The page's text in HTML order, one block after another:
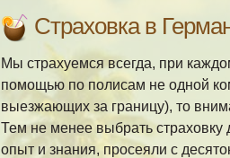
Страховка в
Мы страхуемся всегда, при
помощью по полисам не одной
выезжающих за границу), то
Тем не менее выбрать
опыт и знания, просеяли с